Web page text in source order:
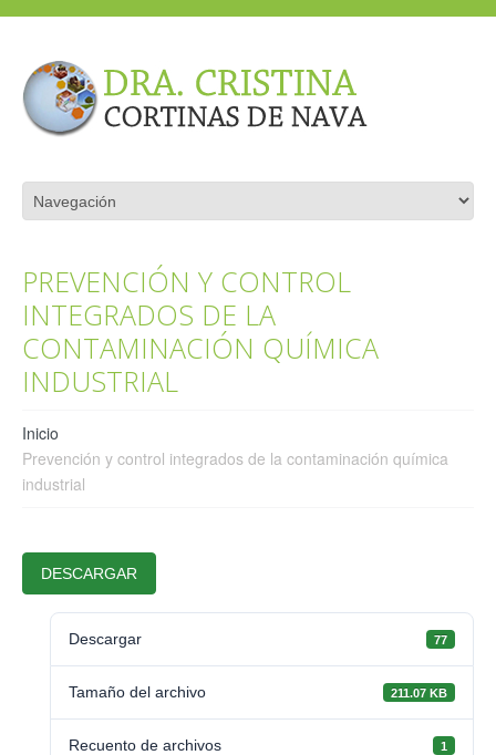
PREVENCIÓN Y CONTROL
INTEGRADOS DE LA
CONTAMINACIÓN QUÍMICA
INDUSTRIAL
Inicio
Prevención y control integrados de la contaminación química
industrial
DESCARGAR
Descargar 77
Tamaño del archivo 211.07 KB
Recuento de archivos 1